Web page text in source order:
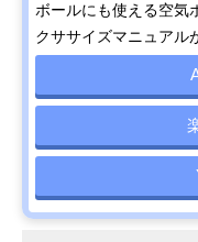
ボールにも使える空気
クササイズマニュアル